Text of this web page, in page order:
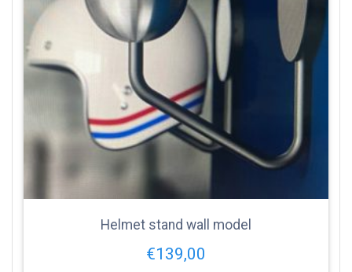
Helmet stand wall model
€139,00